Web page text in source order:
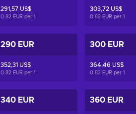
291,57 US$
0.82 EUR per1
303,72 US$
0.82 EUR per1
290 EUR
352,31 US$
0.82 EUR per1
300 EUR
364,46 US$
0.82 EUR per1
340 EUR 360 EUR